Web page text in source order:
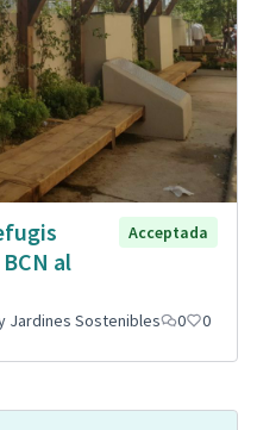
al
Acceptada
Jardines Sostenibles 0 0